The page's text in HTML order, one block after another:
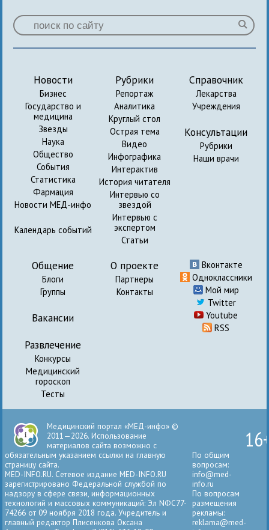
Новости
Бизнес
Государство и
медицина
Звезды
Наука
Общество
События
Статистика
Фармация
Новости МЕД-инфо
Календарь событий
Рубрики
Репортаж
Аналитика
Круглый стол
Острая тема
Видео
Инфографика
Интерактив
История читателя
Интервью со
звездой
Интервью с
экспертом
Статьи
Справочник
Лекарства
Учреждения
Консультации
Рубрики
Наши врачи
Общение
Блоги
Группы
Вакансии
Развлечение
Конкурсы
Медицинский
гороскоп
Тесты
О проекте
Партнеры
Контакты
Вконтакте
Одноклассники
Мой мир
Twitter
Youtube
RSS
Медицинский портал «МЕД-инфо» ©
2011—2026. Использование
материалов сайта возможно с
обязательным указанием ссылки на главную
страницу сайта.
MED-INFO.RU. Сетевое издание MED-INFO.RU
зарегистрировано Федеральной службой по
надзору в сфере связи, информационных
технологий и массовых коммуникаций: Эл NФС77-
74266 от 09 ноября 2018 года. Учредитель и
главный редактор Плисенкова Оксана
По общим
вопросам:
info@med-
info.ru
По вопросам
размещения
рекламы:
reklama@med-